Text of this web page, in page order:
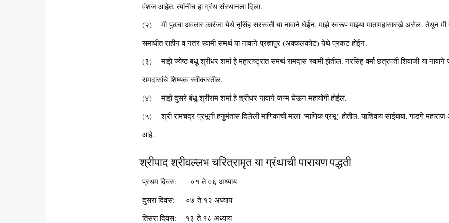
वंशज आहेत. त्यांनीच हा ग्रंथ संस्थानला दिला.
(२) मी पुढचा अवतार कारंजा येथे नृसिंह सरस्वती या नावाने घेईन. माझे स्वरूप माझ्या मातामहासारखे असेल. तेथून मी
समाधीत राहीन व नंतर स्वामी समर्थ या नावाने प्रज्ञापुर (अक्कलकोट) येथे प्रकट होईन.
(३) माझे ज्येष्ठ बंधू श्रीधर शर्मा हे महाराष्ट्रात समर्थ रामदास स्वामी होतील. नरसिंह वर्मा छत्रपती शिवाजी या
रामदासांचे शिष्यत्व स्वीकारतील.
(४) माझे दुसरे बंधू श्रीराम शर्मा हे श्रीधर नावाने जन्म घेऊन महायोगी होईल.
(५) श्री रामचंद्र प्रभूंनी हनुमंतास दिलेली माणिकाची माला "माणिक प्रभू" होतील. याशिवाय साईबाबा, गाडगे
आहे.
श्रीपाद श्रीवल्लभ चरित्रामृत या ग्रंथाची पारायण पद्धती
प्रथम दिवस: ०१ ते ०६ अध्याय
दुसरा दिवस: ०७ ते १२ अध्याय
तिसरा दिवस: १३ ते १८ अध्याय